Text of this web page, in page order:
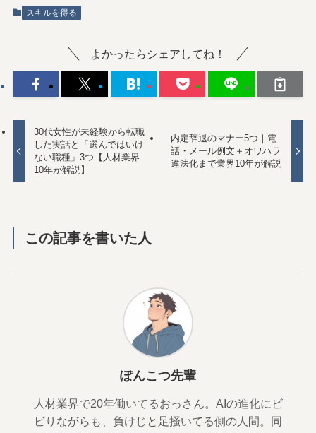
スキルを得る
よかったらシェアしてね！
30代女性が未経験から転職
した実話と「選んではいけ
ない職種」3つ【人材業界
10年が解説】
内定辞退のマナー5つ｜電
話・メール例文＋オワハラ
違法化まで業界10年が解説
この記事を書いた人
ぽんこつ先輩
人材業界で20年働いてるおっさん。AIの進化にビ
ビりながらも、負けじと足掻いてる側の人間。同